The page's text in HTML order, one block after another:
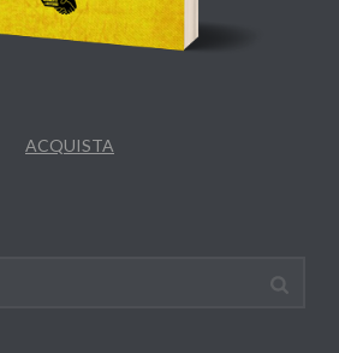
ACQUISTA